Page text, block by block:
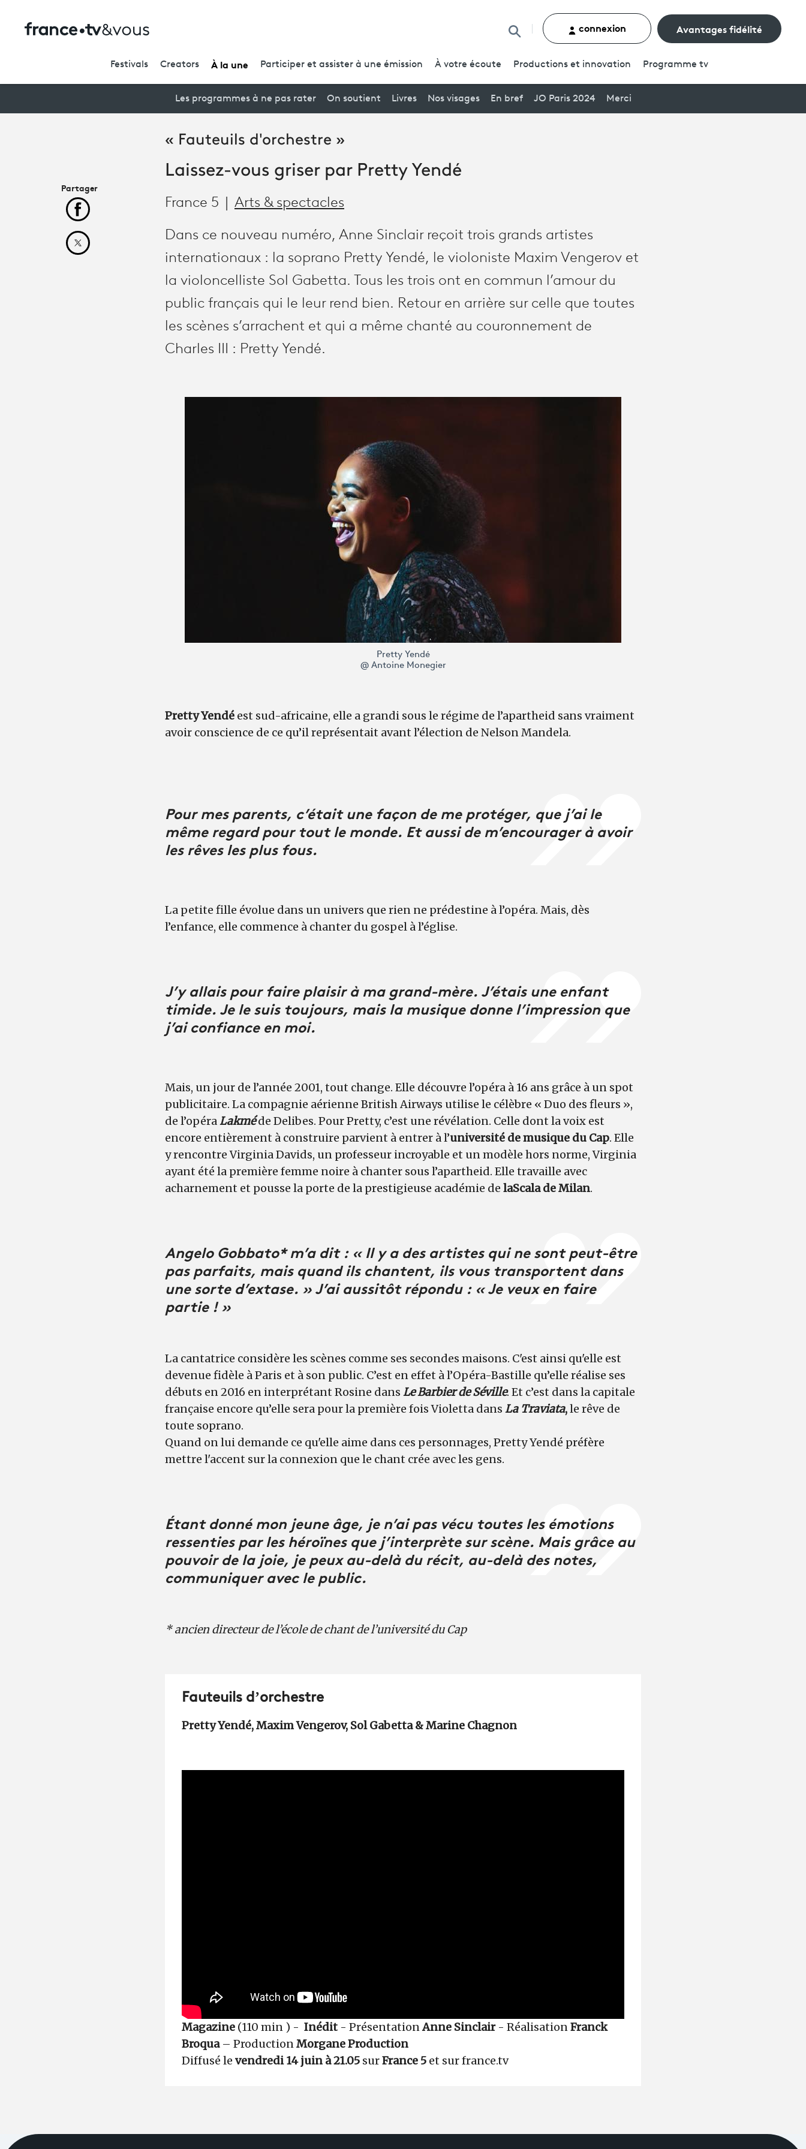
Rechercher un contenu
connexion Avantages fidélité
Festivals Creators À la une Participer et assister à une émission À votre écoute Productions et innovation Programme tv
Les programmes à ne pas rater On soutient Livres Nos visages En bref JO Paris 2024 Merci
« Fauteuils d'orchestre »
Laissez-vous griser par Pretty Yendé
France 5 Arts & spectacles
Dans ce nouveau numéro, Anne Sinclair reçoit trois grands artistes
internationaux : la soprano Pretty Yendé, le violoniste Maxim Vengerov et
la violoncelliste Sol Gabetta. Tous les trois ont en commun l’amour du
public français qui le leur rend bien. Retour en arrière sur celle que toutes
les scènes s’arrachent et qui a même chanté au couronnement de
Charles III : Pretty Yendé.
Pretty Yendé
@ Antoine Monegier
Pretty Yendé est sud-africaine, elle a grandi sous le régime de l’apartheid sans vraiment
avoir conscience de ce qu’il représentait avant l’élection de Nelson Mandela.
Pour mes parents, c’était une façon de me protéger, que j’ai le
même regard pour tout le monde. Et aussi de m’encourager à avoir
les rêves les plus fous.
La petite fille évolue dans un univers que rien ne prédestine à l’opéra. Mais, dès
l’enfance, elle commence à chanter du gospel à l’église.
J’y allais pour faire plaisir à ma grand-mère. J’étais une enfant
timide. Je le suis toujours, mais la musique donne l’impression que
j’ai confiance en moi.
Mais, un jour de l’année 2001, tout change. Elle découvre l’opéra à 16 ans grâce à un spot
publicitaire. La compagnie aérienne British Airways utilise le célèbre « Duo des fleurs »,
de l’opéraLakmé de Delibes. Pour Pretty, c’est une révélation. Celle dont la voix est
encore entièrement à construire parvient à entrer à l’université de musique du Cap. Elle
y rencontre Virginia Davids, un professeur incroyable et un modèle hors norme, Virginia
ayant été la première femme noire à chanter sous l’apartheid. Elle travaille avec
acharnement et pousse la porte de la prestigieuse académie de laScala de Milan.
Angelo Gobbato* m’a dit : « Il y a des artistes qui ne sont peut-être
pas parfaits, mais quand ils chantent, ils vous transportent dans
une sorte d’extase. » J’ai aussitôt répondu : « Je veux en faire
partie ! »
La cantatrice considère les scènes comme ses secondes maisons. C'est ainsi qu'elle est
devenue fidèle à Paris et à son public. C’est en effet à l’Opéra-Bastille qu’elle réalise ses
débuts en 2016 en interprétant Rosine dans Le Barbier de Séville. Et c’est dans la capitale
française encore qu’elle sera pour la première fois Violetta dans La Traviata,le rêve de
toute soprano.
Quand on lui demande ce qu'elle aime dans ces personnages, Pretty Yendé préfère
mettre l'accent sur la connexion que le chant crée avec les gens.
Étant donné mon jeune âge, je n’ai pas vécu toutes les émotions
ressenties par les héroïnes que j’interprète sur scène. Mais grâce au
pouvoir de la joie, je peux au-delà du récit, au-delà des notes,
communiquer avec le public.
* ancien directeur de l’école de chant de l’université du Cap
Fauteuils d’orchestre
Pretty Yendé, Maxim Vengerov, Sol Gabetta & Marine Chagnon
Magazine (110 min ) - Inédit - PrésentationAnne Sinclair- RéalisationFranck
Broqua– ProductionMorgane Production
Diffusé le vendredi 14 juin à 21.05 surFrance 5 et sur france.tv
Partager
Partager cet article sur Facebook
Partager cet article sur X